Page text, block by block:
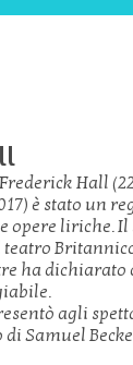
Frederick Hall (22
è stato un
e opere liriche.Il
teatro
hadichiarato
ò agli
di Samuel